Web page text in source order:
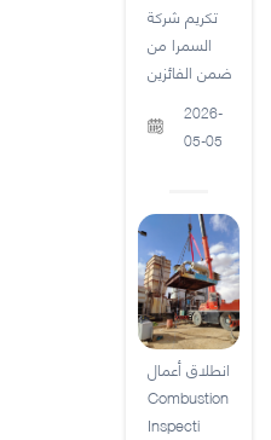
تكريم شركة
السمرا من
ضمن الفائزين
2026-
05-05
انطلاق أعمال
Combustion
Inspecti